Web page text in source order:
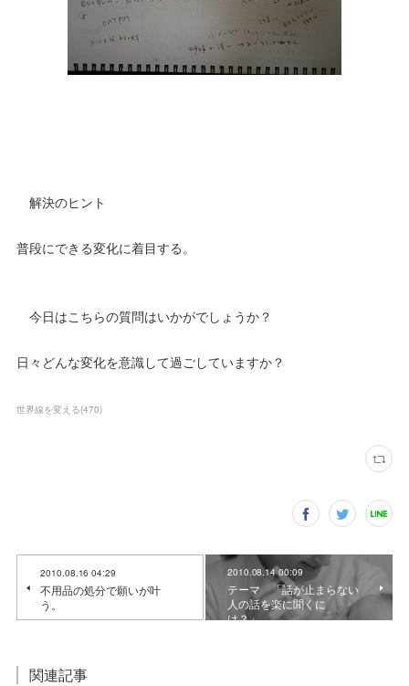
解決のヒント
普段にできる変化に着目する。
今日はこちらの質問はいかがでしょうか？
日々どんな変化を意識して過ごしていますか？
世界線を変える(470)
2010.08.16 04:29
不用品の処分で願いが叶
う。
2010.08.14 00:09
テーマ 「話が止まらない
人の話を楽に聞くに
は？」。
関連記事